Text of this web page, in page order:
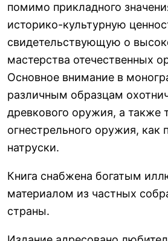
помимо прикладного
историко-культурную
свидетельствующую о
мастерства отечественных
Основное внимание в
различным образцам
древкового оружия, а также
огнестрельного оружия, как
натруски.
Книга снабжена богатым
материалом из частных
страны.